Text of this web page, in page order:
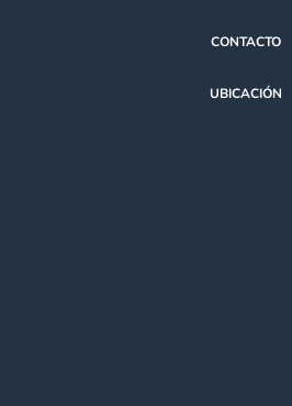
CONTACTO
UBICACIÓN